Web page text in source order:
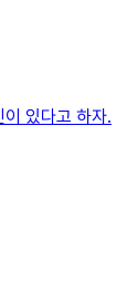
있다고 하자.